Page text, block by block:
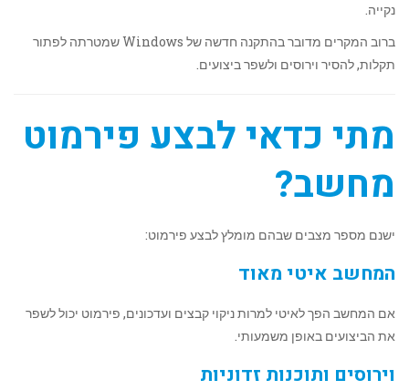
נקייה.
ברוב המקרים מדובר בהתקנה חדשה של Windows שמטרתה לפתור
תקלות, להסיר וירוסים ולשפר ביצועים.
מתי כדאי לבצע פירמוט
מחשב?
ישנם מספר מצבים שבהם מומלץ לבצע פירמוט:
המחשב איטי מאוד
אם המחשב הפך לאיטי למרות ניקוי קבצים ועדכונים, פירמוט יכול לשפר
את הביצועים באופן משמעותי.
וירוסים ותוכנות זדוניות